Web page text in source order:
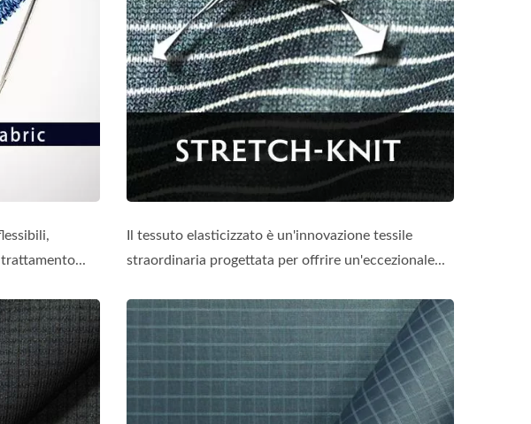
Il tessuto elasticizzato è un'innovazione tessile
straordinaria progettata per offrire un'eccezionale...